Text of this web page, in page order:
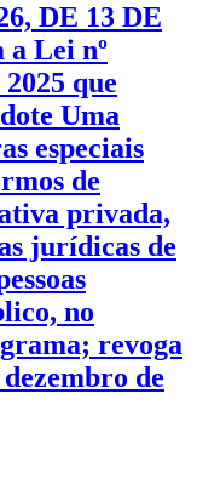
DE 13 DE
Lei nº
que
Uma
especiais
de
privada,
jurídicas de
no
revoga
de